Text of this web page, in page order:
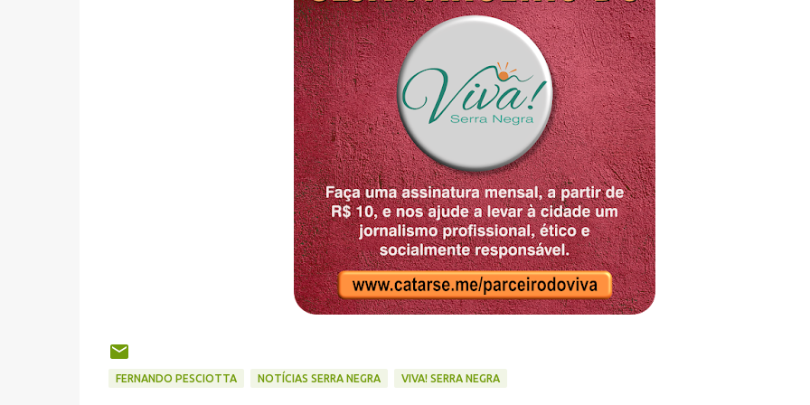
FERNANDO PESCIOTTA NOTÍCIAS SERRA NEGRA VIVA! SERRA NEGRA